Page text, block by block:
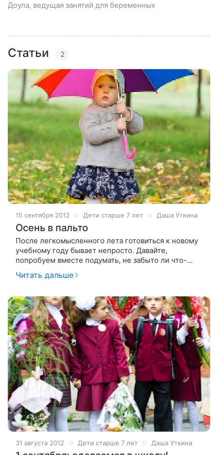
Доула, ведущая занятий для беременных
Статьи 2
15 сентября 2012 Дети старше 7 лет Даша Уткина
Осень в пальто
После легкомысленного лета готовиться к новому
учебному году бывает непросто. Давайте,
попробуем вместе подумать, не забыто ли что-
нибудь важное Проходят последние дни бабьего
лета, и даже самые оптимистичные родители
Читать дальше
31 августа 2012 Дети старше 7 лет Даша Уткина